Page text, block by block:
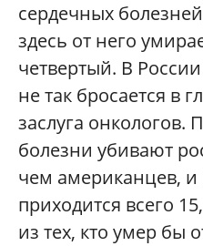
сердечных
здесь от него
четвертый. В
не так бросается в
заслуга онкологов.
болезни убивают
чем американцев, и
приходится всего
из тех, кто умер бы